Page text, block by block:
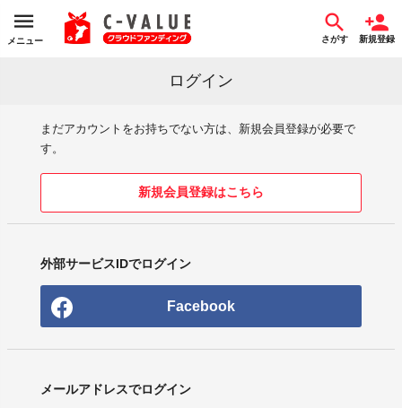
メニュー さがす 新規登録
ログイン
まだアカウントをお持ちでない方は、新規会員登録が必要で
す。
新規会員登録はこちら
外部サービスIDでログイン
Facebook
メールアドレスでログイン